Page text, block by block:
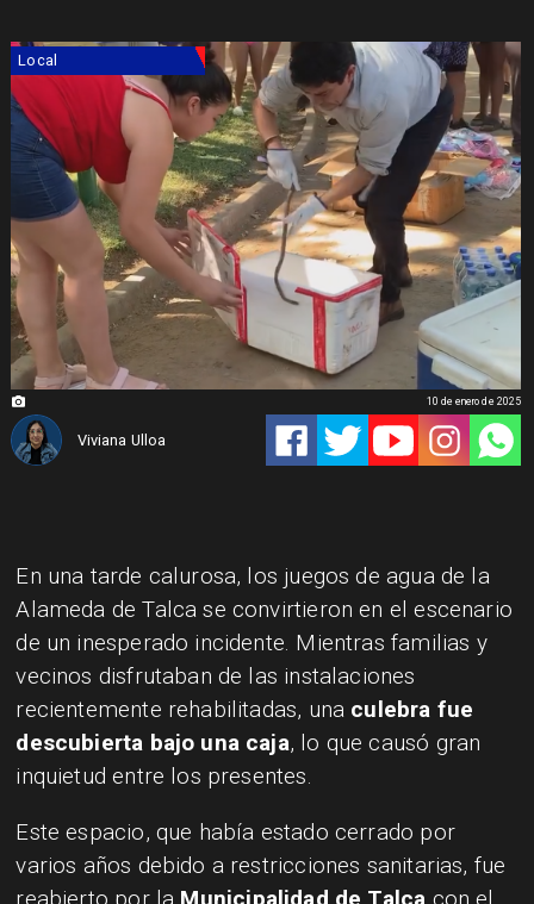
Local
Viviana Ulloa
10 de enero de 2025
En una tarde calurosa, los juegos de agua de la
Alameda de Talca se convirtieron en el escenario
de un inesperado incidente. Mientras familias y
vecinos disfrutaban de las instalaciones
recientemente rehabilitadas, una culebra fue
descubierta bajo una caja, lo que causó gran
inquietud entre los presentes.
Este espacio, que había estado cerrado por
varios años debido a restricciones sanitarias, fue
reabierto por la Municipalidad de Talca con el